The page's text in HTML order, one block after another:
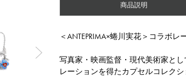
商品説明
＜ANTEPRIMA×蜷川実花＞コラボレ
写真家・映画監督・現代美術家と
レーションを得たカプセルコレクシ